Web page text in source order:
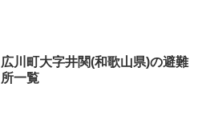
広川町大字井関(和歌山県)の避難
所一覧